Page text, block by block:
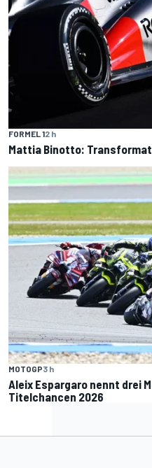
FORMEL 12 h
Mattia Binotto:
MOTOGP3 h
Aleix Espargaro nennt drei
Titelchancen 2026